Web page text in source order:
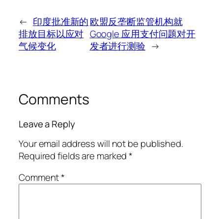
← 印度批准新的
排放目标以应对
气候变化
欧盟反垄断监管机构就
Google 应用支付问题对开
发者进行测验 →
Comments
Leave a Reply
Your email address will not be published.
Required fields are marked*
Comment*